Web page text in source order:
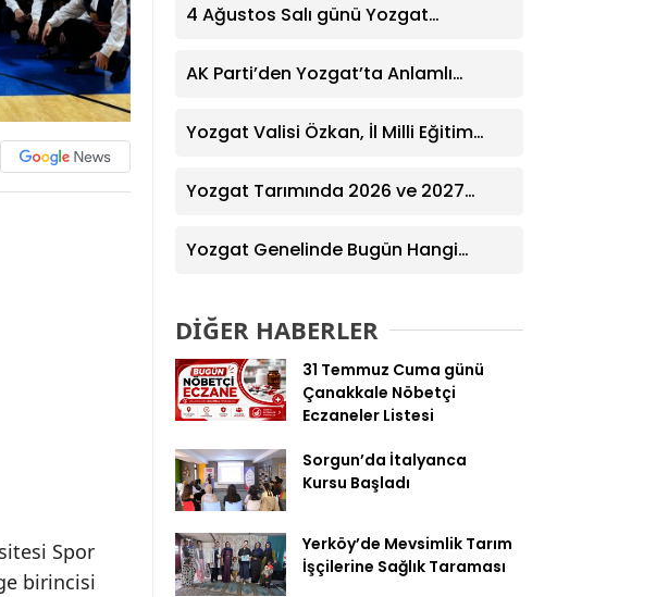
Spor
birincisi
4 Ağustos Salı günü Yozgat
Eczane
AK Parti’den Yozgat’ta Anlamlı
Dernek Üyeleriyle Buluştu
Yozgat Valisi Özkan, İl Milli Eğitim
Yozgat Tarımında 2026 ve 2027
Yozgat Genelinde Bugün Hangi
DİĞER HABERLER
31 Temmuz Cuma günü
Çanakkale Nöbetçi
Eczaneler Listesi
Sorgun’da İtalyanca
Kursu Başladı
Yerköy’de Mevsimlik Tarım
İşçilerine Sağlık Taraması